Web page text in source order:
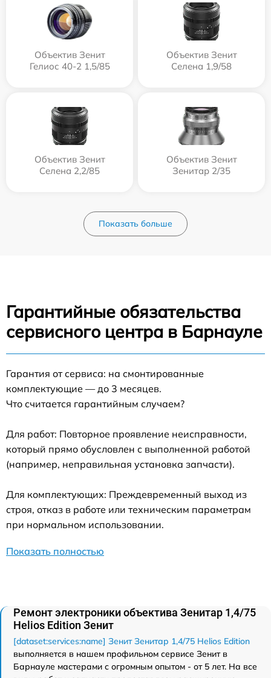
Объектив Зенит
Гелиос 40-2 1,5/85
Объектив Зенит
Селена 1,9/58
Объектив Зенит
Селена 2,2/85
Объектив Зенит
Зенитар 2/35
Показать больше
Гарантийные обязательства
сервисного центра в Барнауле
Гарантия от сервиса: на смонтированные
комплектующие — до 3 месяцев.
Что считается гарантийным случаем?
Для работ: Повторное проявление неисправности,
который прямо обусловлен с выполненной работой
(например, неправильная установка запчасти).
Для комплектующих: Преждевременный выход из
строя, отказ в работе или техническим параметрам
при нормальном использовании.
Показать полностью
Ремонт электроники объектива Зенитар 1,4/75
Helios Edition Зенит
[dataset:services:name] Зенит Зенитар 1,4/75 Helios Edition
выполняется в нашем профильном сервисе Зенит в
Барнауле мастерами с огромным опытом - от 5 лет. На все